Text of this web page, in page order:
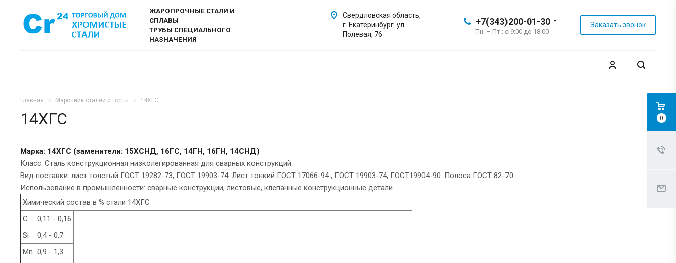
ЖАРОПРОЧНЫЕ СТАЛИ И
СПЛАВЫ
ТРУБЫ СПЕЦИАЛЬНОГО
НАЗНАЧЕНИЯ
+7(343)200-01-30
Пн. – Пт.: с 9:00 до 18:00
Заказать звонок
Свердловская область,
г. Екатеринбург ул.
Полевая, 76
Главная Марочник сталей и госты 14ХГС
14ХГС
Марка: 14ХГС (заменители: 15ХСНД, 16ГС, 14ГН, 16ГН, 14СНД)
Класс: Сталь конструкционная низколегированная для сварных конструкций
Вид поставки: лист толстый ГОСТ 19282-73, ГОСТ 19903-74. Лист тонкий ГОСТ 17066-94 , ГОСТ 19903-74, ГОСТ19904-90. Полоса ГОСТ 82-70
Использование в промышленности: сварные конструкции, листовые, клепанные конструкционные детали.
Химический состав в % стали 14ХГС
C
0,11 - 0,16
Si
0,4 - 0,7
Mn 0,9 - 1,3
0